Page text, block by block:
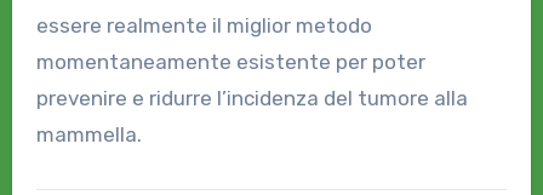
essere realmente il miglior metodo
momentaneamente esistente per poter
prevenire e ridurre l’incidenza del tumore alla
mammella.